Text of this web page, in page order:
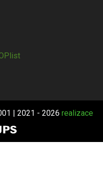
| 2021 - 2026 realizace